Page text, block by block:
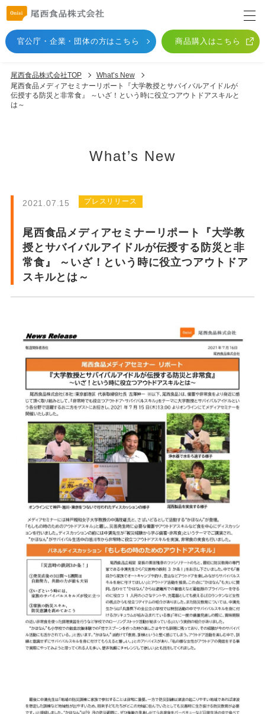
官公庁・企業・団体の方はこちら 商品購入はこちら
尾西食品株式会社TOP
What’s New
尾西食品メディアセミナーリポート『大学教授とサバイバルアイドルが
伝授する防災と非常食』 ～いざ！という時に役立つアウトドアスキルと
は～
What’s New
2021.07.15 プレスリリース
尾西食品メディアセミナーリポート『大学教
授とサバイバルアイドルが伝授する防災と非
常食』 ～いざ！という時に役立つアウトドア
スキルとは～